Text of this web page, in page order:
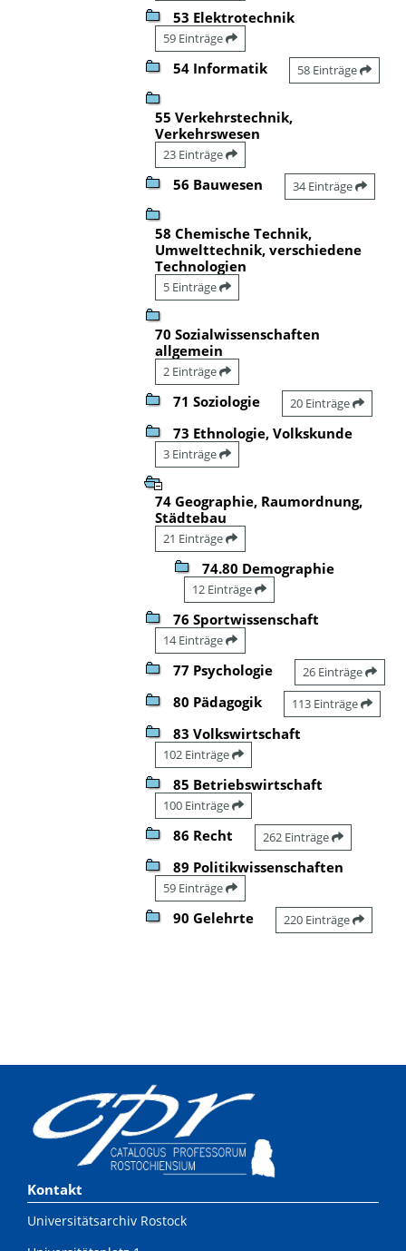
53 Elektrotechnik
59 Einträge
54 Informatik 58 Einträge
55 Verkehrstechnik,
Verkehrswesen
23 Einträge
56 Bauwesen 34 Einträge
58 Chemische Technik,
Umwelttechnik, verschiedene
Technologien
5 Einträge
70 Sozialwissenschaften
allgemein
2 Einträge
71 Soziologie 20 Einträge
73 Ethnologie, Volkskunde
3 Einträge
74 Geographie, Raumordnung,
Städtebau
21 Einträge
74.80 Demographie
12 Einträge
76 Sportwissenschaft
14 Einträge
77 Psychologie 26 Einträge
80 Pädagogik 113 Einträge
83 Volkswirtschaft
102 Einträge
85 Betriebswirtschaft
100 Einträge
86 Recht 262 Einträge
89 Politikwissenschaften
59 Einträge
90 Gelehrte 220 Einträge
Kontakt
Universitätsarchiv Rostock